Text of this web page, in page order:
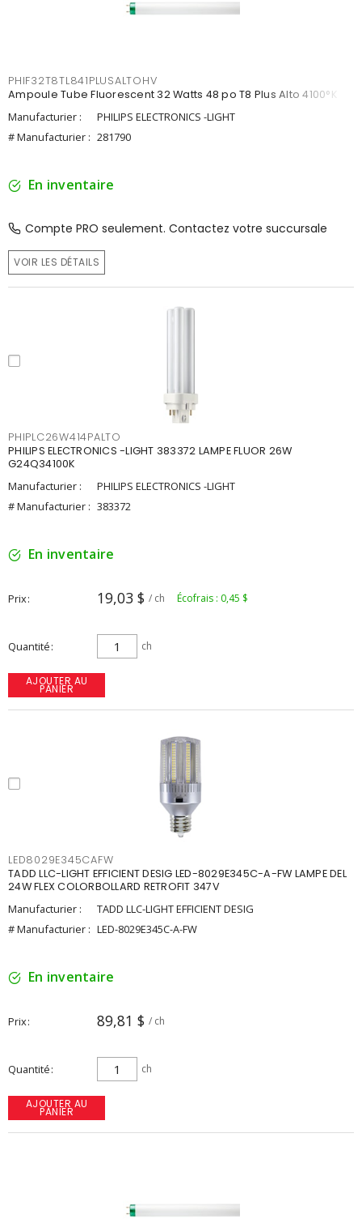
PHIF32T8TL841PLUSALTOHV
Ampoule Tube Fluorescent 32 Watts 48 po T8 Plus Alto 4100°K
Manufacturier :
PHILIPS ELECTRONICS -LIGHT
# Manufacturier : 281790
En inventaire
Compte PRO seulement. Contactez votre succursale
VOIR LES DÉTAILS
PHIPLC26W414PALTO
PHILIPS ELECTRONICS -LIGHT 383372 LAMPE FLUOR 26W
G24Q34100K
Manufacturier :
PHILIPS ELECTRONICS -LIGHT
# Manufacturier : 383372
En inventaire
Prix 19,03 $ / ch Écofrais : 0,45 $
Quantité ch
AJOUTER AU
PANIER
LED8029E345CAFW
TADD LLC-LIGHT EFFICIENT DESIG LED-8029E345C-A-FW LAMPE DEL
24W FLEX COLORBOLLARD RETROFIT 347V
Manufacturier :
TADD LLC-LIGHT EFFICIENT DESIG
# Manufacturier : LED-8029E345C-A-FW
En inventaire
Prix 89,81 $ / ch
Quantité ch
AJOUTER AU
PANIER